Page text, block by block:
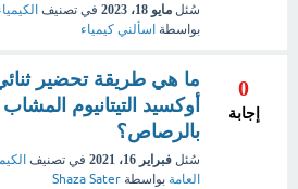
سُئل مايو 18، 2023 في تصنيف
بواسطة اسألني كيمياء
0
إجابة
ما هي طريقة تحضير
أوكسيد التيتانيوم المشاب
بالرصاص؟
سُئل فبراير 16، 2021 في تصنيف
العامة بواسطة Shaza Sater